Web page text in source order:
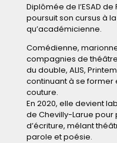
Diplômée de l’ESAD de
poursuit son cursus à
qu’académicienne.
Comédienne,
compagnies de
du double, ALIS,
continuant à se former
couture.
En 2020, elle devient
de Chevilly-Larue pour
d’écriture, mélant
parole et poésie.